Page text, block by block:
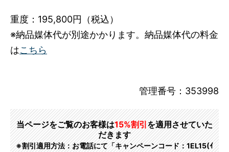
重度：195,800円（税込）
※納品媒体代が別途かかります。納品媒体代の料金
はこちら
管理番号：353998
当ページをご覧のお客様は15%割引 を適用させていた
だきます
※割引適用方法：お電話にて「キャンペーンコード：1EL15(ｲ